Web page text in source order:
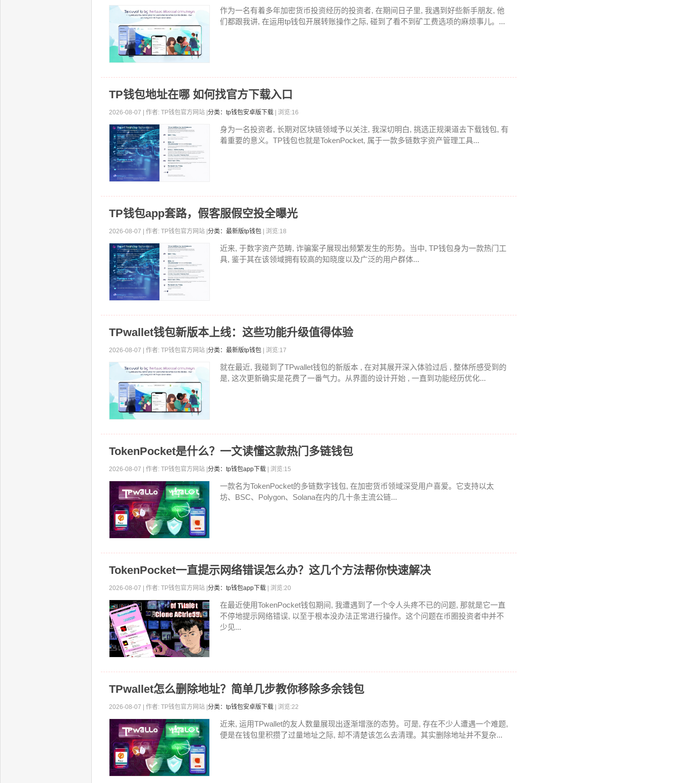
作为一名有着多年加密货币投资经历的投资者, 在期间日子里, 我遇到好些新手朋友, 他
们都跟我讲, 在运用tp钱包开展转账操作之际, 碰到了看不到矿工费选项的麻烦事儿。...
TP钱包地址在哪 如何找官方下载入口
2026-08-07 | 作者: TP钱包官方网站 | 分类：tp钱包安卓版下载 | 浏览:16
身为一名投资者, 长期对区块链领域予以关注, 我深切明白, 挑选正规渠道去下载钱包, 有
着重要的意义。TP钱包也就是TokenPocket, 属于一款多链数字资产管理工具...
TP钱包app套路，假客服假空投全曝光
2026-08-07 | 作者: TP钱包官方网站 | 分类：最新版tp钱包 | 浏览:18
近来, 于数字资产范畴, 诈骗案子展现出频繁发生的形势。当中, TP钱包身为一款热门工
具, 鉴于其在该领域拥有较高的知晓度以及广泛的用户群体...
TPwallet钱包新版本上线：这些功能升级值得体验
2026-08-07 | 作者: TP钱包官方网站 | 分类：最新版tp钱包 | 浏览:17
就在最近, 我碰到了TPwallet钱包的新版本 , 在对其展开深入体验过后 , 整体所感受到的
是, 这次更新确实是花费了一番气力。从界面的设计开始 , 一直到功能经历优化...
TokenPocket是什么？一文读懂这款热门多链钱包
2026-08-07 | 作者: TP钱包官方网站 | 分类：tp钱包app下载 | 浏览:15
一款名为TokenPocket的多链数字钱包, 在加密货币领域深受用户喜爱。它支持以太
坊、BSC、Polygon、Solana在内的几十条主流公链...
TokenPocket一直提示网络错误怎么办？这几个方法帮你快速解决
2026-08-07 | 作者: TP钱包官方网站 | 分类：tp钱包app下载 | 浏览:20
在最近使用TokenPocket钱包期间, 我遭遇到了一个令人头疼不已的问题, 那就是它一直
不停地提示网络错误, 以至于根本没办法正常进行操作。这个问题在币圈投资者中并不
少见...
TPwallet怎么删除地址？简单几步教你移除多余钱包
2026-08-07 | 作者: TP钱包官方网站 | 分类：tp钱包安卓版下载 | 浏览:22
近来, 运用TPwallet的友人数量展现出逐渐增涨的态势。可是, 存在不少人遭遇一个难题,
便是在钱包里积攒了过量地址之际, 却不清楚该怎么去清理。其实删除地址并不复杂...